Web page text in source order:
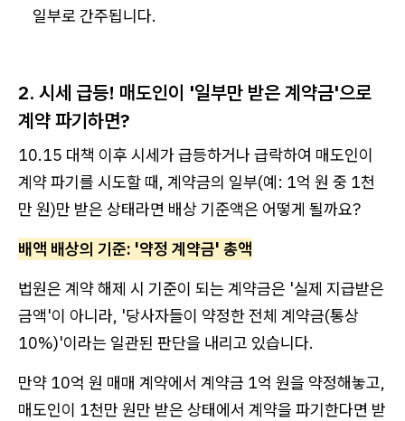
일부로 간주됩니다.
2. 시세 급등! 매도인이 '일부만 받은 계약금'으로
계약 파기하면?
10.15 대책 이후 시세가 급등하거나 급락하여 매도인이
계약 파기를 시도할 때, 계약금의 일부(예: 1억 원 중 1천
만 원)만 받은 상태라면 배상 기준액은 어떻게 될까요?
배액 배상의 기준: '약정 계약금' 총액
법원은 계약 해제 시 기준이 되는 계약금은 '실제 지급받은
금액'이 아니라, '당사자들이 약정한 전체 계약금(통상
10%)'이라는 일관된 판단을 내리고 있습니다.
만약 10억 원 매매 계약에서 계약금 1억 원을 약정해놓고,
매도인이 1천만 원만 받은 상태에서 계약을 파기한다면 받